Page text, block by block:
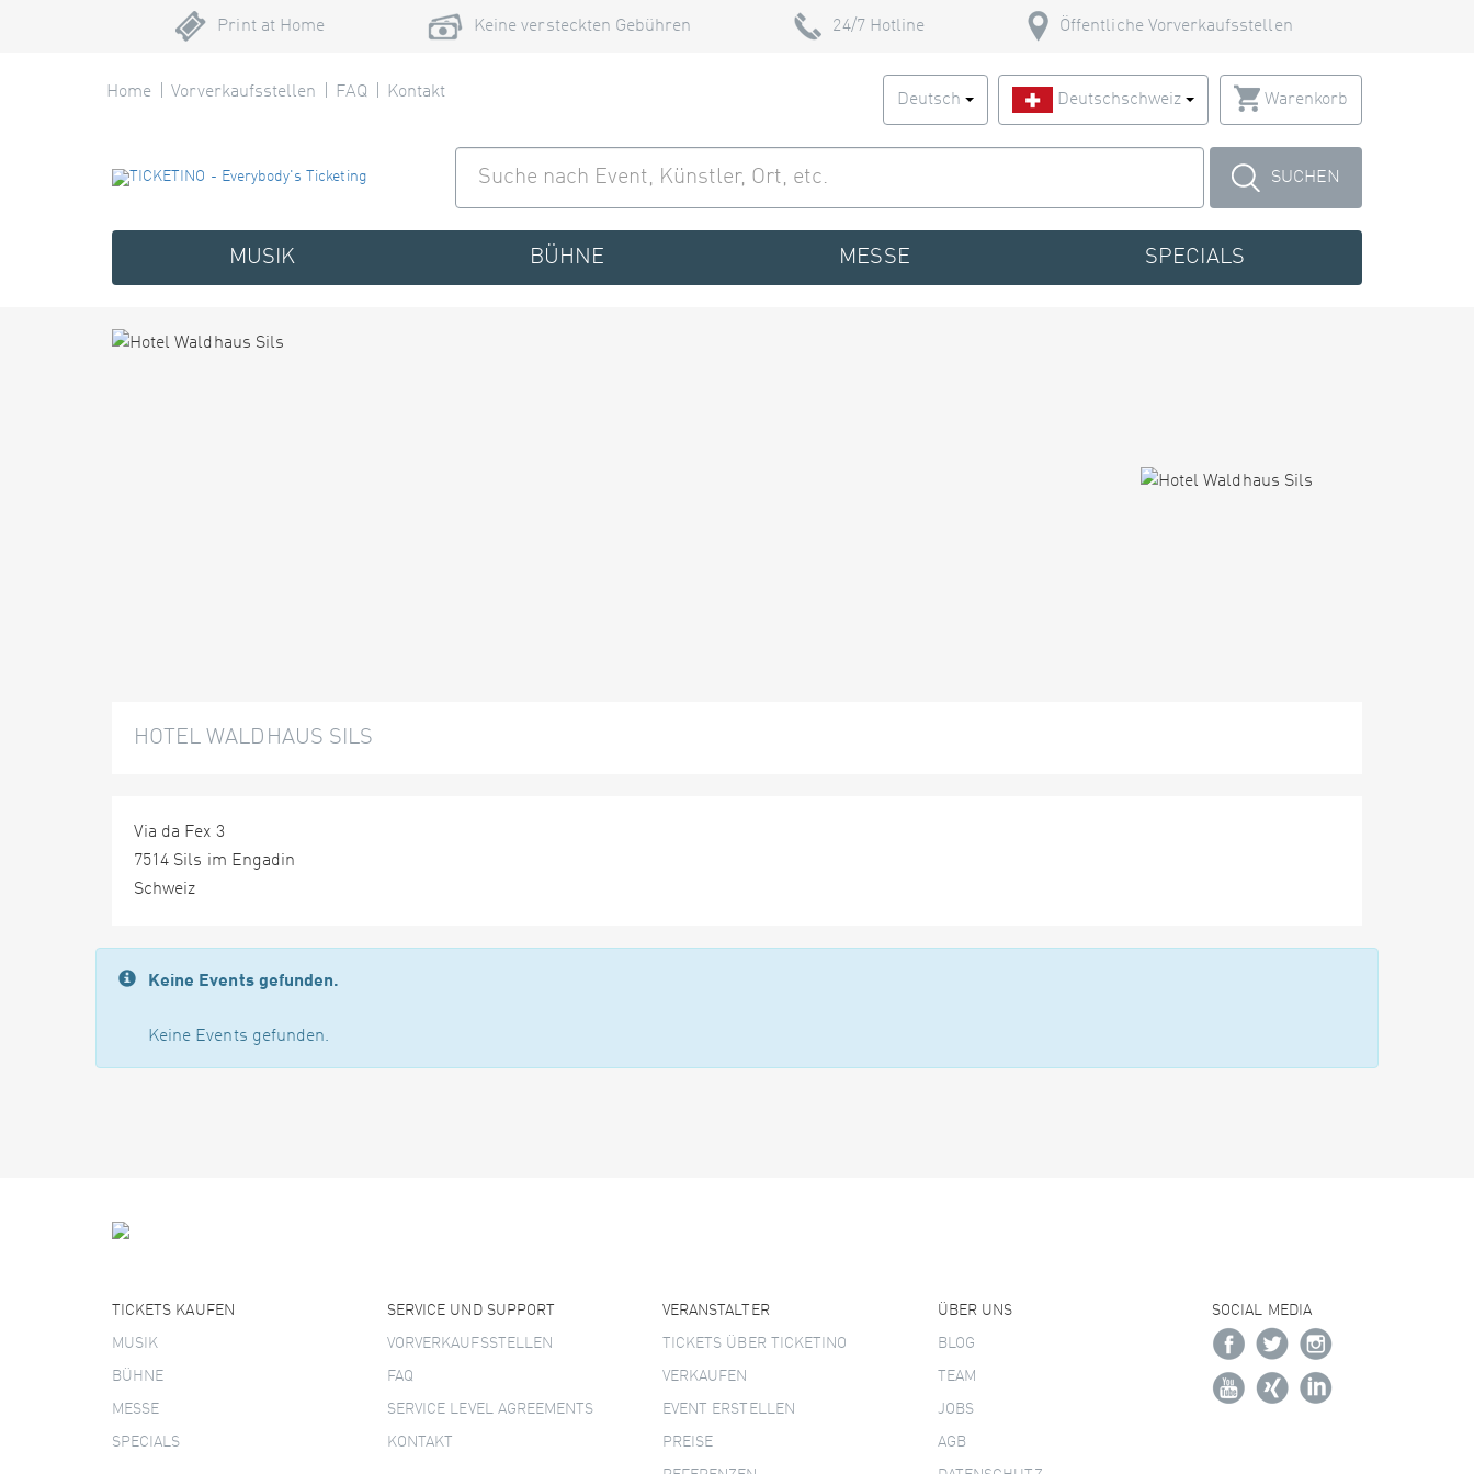
Print at Home Keine versteckten Gebühren 24/7 Hotline Öffentliche Vorverkaufsstellen
Home Vorverkaufsstellen FAQ Kontakt Deutsch Deutschschweiz Warenkorb
SUCHEN
MUSIK BÜHNE MESSE SPECIALS
HOTEL WALDHAUS SILS
Via da Fex 3
7514 Sils im Engadin
Schweiz
Keine Events gefunden.
Keine Events gefunden.
TICKETS KAUFEN
MUSIK
BÜHNE
MESSE
SPECIALS
SERVICE UND SUPPORT
VORVERKAUFSSTELLEN
FAQ
SERVICE LEVEL AGREEMENTS
KONTAKT
VERANSTALTER
TICKETS ÜBER TICKETINO
VERKAUFEN
EVENT ERSTELLEN
PREISE
ÜBER UNS
BLOG
TEAM
JOBS
AGB
SOCIAL MEDIA